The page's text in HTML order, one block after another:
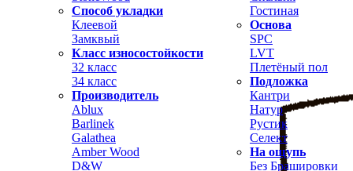
Способ укладки
Клеевой
Замквый
Класс износостойкости
32 класс
34 класс
Гостиная
Основа
SPC
LVT
Плетёный пол
Подложка
Производитель
Ablux
Barlinek
Galathea
Amber Wood
D&W
Кантри
Натур
Рустик
Селект
На ощупь
Без Брашировки